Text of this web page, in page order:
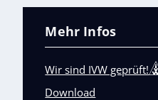
Mehr Infos
Wir sind IVW geprüft!
Download